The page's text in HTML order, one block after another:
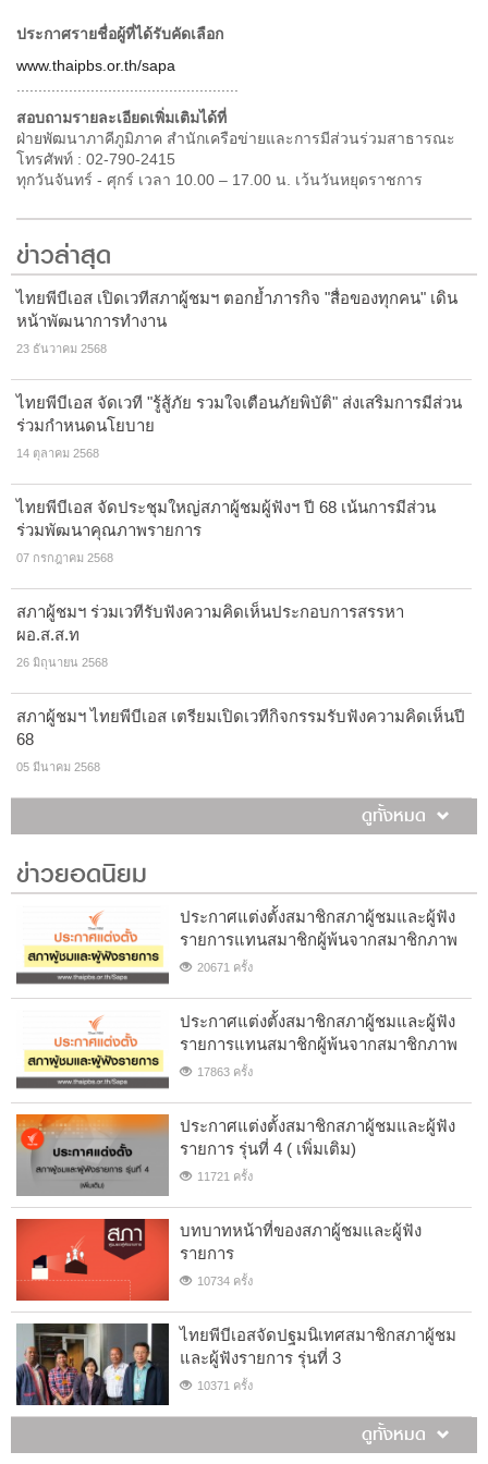
ประกาศรายชื่อผู้ที่ได้รับคัดเลือก
www.thaipbs.or.th/sapa
...................................................
สอบถามรายละเอียดเพิ่มเติมได้ที่
ฝ่ายพัฒนาภาคีภูมิภาค สำนักเครือข่ายและการมีส่วนร่วมสาธารณะ
โทรศัพท์ : 02-790-2415
ทุกวันจันทร์ - ศุกร์ เวลา 10.00 – 17.00 น. เว้นวันหยุดราชการ
ข่าวล่าสุด
ไทยพีบีเอส เปิดเวทีสภาผู้ชมฯ ตอกย้ำภารกิจ "สื่อของทุกคน" เดิน
หน้าพัฒนาการทำงาน
23 ธันวาคม 2568
ไทยพีบีเอส จัดเวที "รู้สู้ภัย รวมใจเตือนภัยพิบัติ" ส่งเสริมการมีส่วน
ร่วมกำหนดนโยบาย
14 ตุลาคม 2568
ไทยพีบีเอส จัดประชุมใหญ่สภาผู้ชมผู้ฟังฯ ปี 68 เน้นการมีส่วน
ร่วมพัฒนาคุณภาพรายการ
07 กรกฎาคม 2568
สภาผู้ชมฯ ร่วมเวทีรับฟังความคิดเห็นประกอบการสรรหา
ผอ.ส.ส.ท
26 มิถุนายน 2568
สภาผู้ชมฯ ไทยพีบีเอส เตรียมเปิดเวทีกิจกรรมรับฟังความคิดเห็นปี
68
05 มีนาคม 2568
ดูทั้งหมด
ข่าวยอดนิยม
ประกาศแต่งตั้งสมาชิกสภาผู้ชมและผู้ฟัง
รายการแทนสมาชิกผู้พ้นจากสมาชิกภาพ
20671 ครั้ง
ประกาศแต่งตั้งสมาชิกสภาผู้ชมและผู้ฟัง
รายการแทนสมาชิกผู้พ้นจากสมาชิกภาพ
17863 ครั้ง
ประกาศแต่งตั้งสมาชิกสภาผู้ชมและผู้ฟัง
รายการ รุ่นที่ 4 ( เพิ่มเติม)
11721 ครั้ง
บทบาทหน้าที่ของสภาผู้ชมและผู้ฟัง
รายการ
10734 ครั้ง
ไทยพีบีเอสจัดปฐมนิเทศสมาชิกสภาผู้ชม
และผู้ฟังรายการ รุ่นที่ 3
10371 ครั้ง
ดูทั้งหมด